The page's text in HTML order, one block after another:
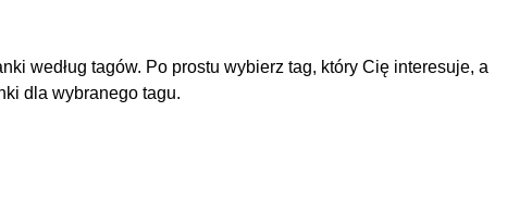
według tagów. Po prostu wybierz tag, który Cię interesuje, a
dla wybranego tagu.